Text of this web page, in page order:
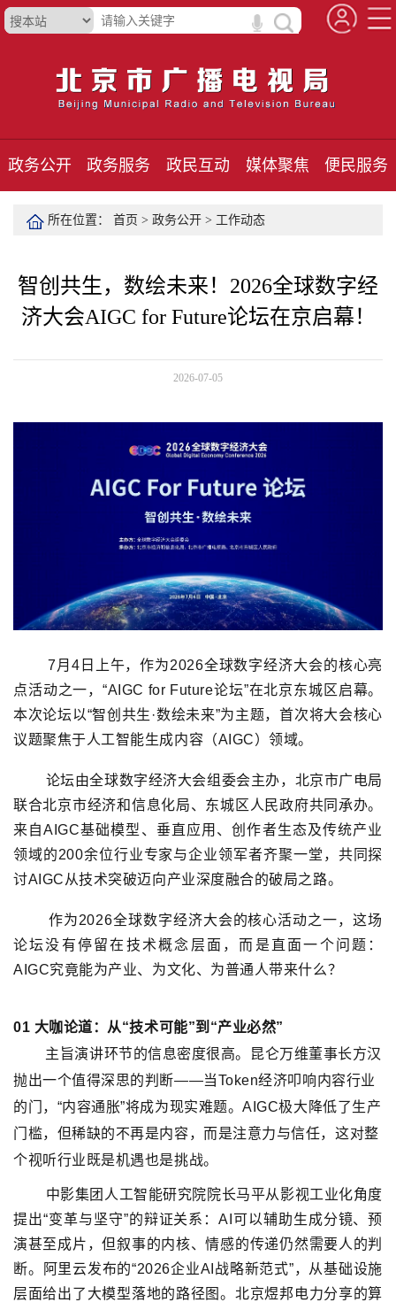
政务公开 政务服务 政民互动 媒体聚焦 便民服务
所在位置： 首页 > 政务公开 > 工作动态
智创共生，数绘未来！2026全球数字经
济大会AIGC for Future论坛在京启幕！
2026-07-05
7月4日上午，作为2026全球数字经济大会的核心亮
点活动之一，“AIGC for Future论坛”在北京东城区启幕。
本次论坛以“智创共生·数绘未来”为主题，首次将大会核心
议题聚焦于人工智能生成内容（AIGC）领域。
论坛由全球数字经济大会组委会主办，北京市广电局
联合北京市经济和信息化局、东城区人民政府共同承办。
来自AIGC基础模型、垂直应用、创作者生态及传统产业
领域的200余位行业专家与企业领军者齐聚一堂，共同探
讨AIGC从技术突破迈向产业深度融合的破局之路。
作为2026全球数字经济大会的核心活动之一，这场
论坛没有停留在技术概念层面，而是直面一个问题：
AIGC究竟能为产业、为文化、为普通人带来什么？
01 大咖论道： 从“技术可能”到“产业必然”
主旨演讲环节的信息密度很高。
昆仑万维董事长方汉
抛出一个值得深思的判断——当Token经济叩响内容行业
的门，“内容通胀”将成为现实难题。AIGC极大降低了生产
门槛，但稀缺的不再是内容，而是注意力与信任，这对整
个视听行业既是机遇也是挑战。
中影集团人工智能研究院院长马平从影视工业化角度
提出“变革与坚守”的辩证关系：AI可以辅助生成分镜、预
演甚至成片，但叙事的内核、情感的传递仍然需要人的判
断。阿里云发布的“2026企业AI战略新范式”，从基础设施
层面给出了大模型落地的路径图。北京煜邦电力分享的算